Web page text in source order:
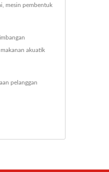
mesin pembentuk
akuatik
pelanggan